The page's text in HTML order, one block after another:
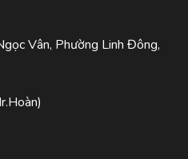
Vân, Phường Linh Đông,